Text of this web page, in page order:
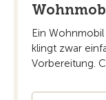
Ein
klingt zwar
Vorbereitung.